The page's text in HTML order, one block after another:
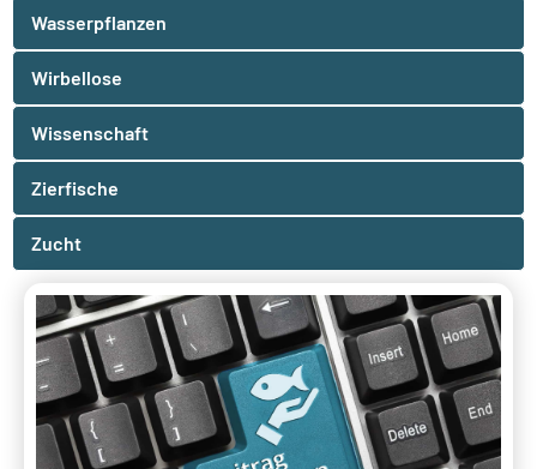
Wasserpflanzen
Wirbellose
Wissenschaft
Zierfische
Zucht